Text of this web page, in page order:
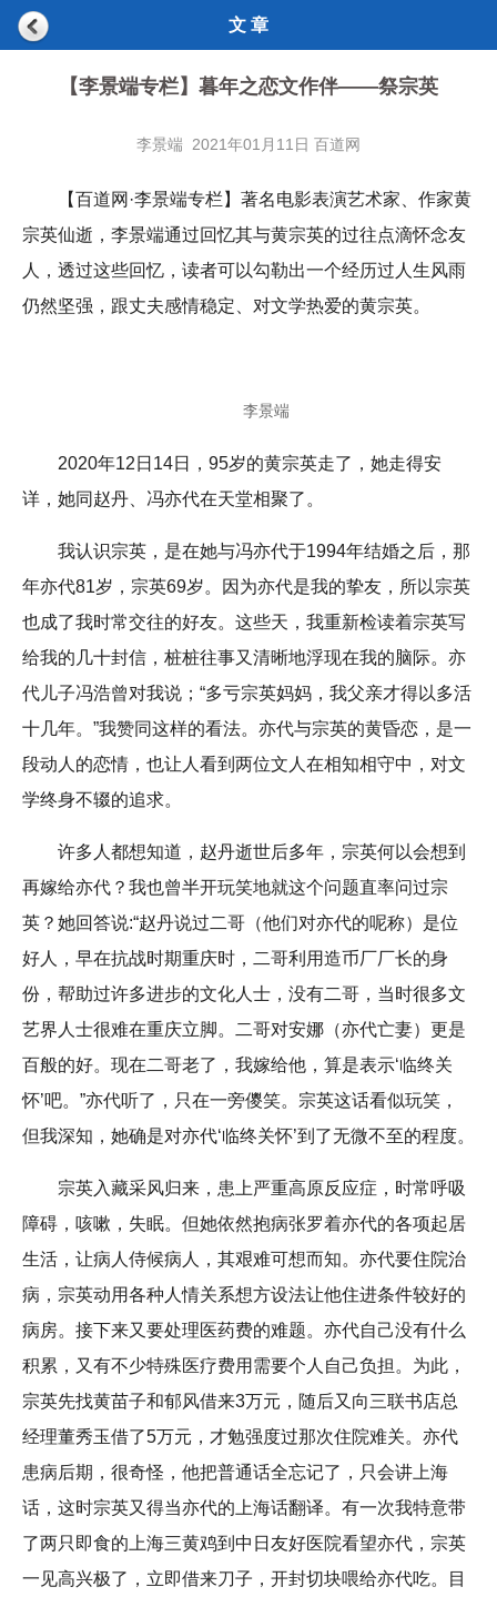
文 章
【李景端专栏】暮年之恋文作伴——祭宗英
李景端 2021年01月11日 百道网
【百道网·李景端专栏】著名电影表演艺术家、作家黄
宗英仙逝，李景端通过回忆其与黄宗英的过往点滴怀念友
人，透过这些回忆，读者可以勾勒出一个经历过人生风雨
仍然坚强，跟丈夫感情稳定、对文学热爱的黄宗英。
李景端
2020年12日14日，95岁的黄宗英走了，她走得安
详，她同赵丹、冯亦代在天堂相聚了。
我认识宗英，是在她与冯亦代于1994年结婚之后，那
年亦代81岁，宗英69岁。因为亦代是我的挚友，所以宗英
也成了我时常交往的好友。这些天，我重新检读着宗英写
给我的几十封信，桩桩往事又清晰地浮现在我的脑际。亦
代儿子冯浩曾对我说；“多亏宗英妈妈，我父亲才得以多活
十几年。”我赞同这样的看法。亦代与宗英的黄昏恋，是一
段动人的恋情，也让人看到两位文人在相知相守中，对文
学终身不辍的追求。
许多人都想知道，赵丹逝世后多年，宗英何以会想到
再嫁给亦代？我也曾半开玩笑地就这个问题直率问过宗
英？她回答说:“赵丹说过二哥（他们对亦代的呢称）是位
好人，早在抗战时期重庆时，二哥利用造币厂厂长的身
份，帮助过许多进步的文化人士，没有二哥，当时很多文
艺界人士很难在重庆立脚。二哥对安娜（亦代亡妻）更是
百般的好。现在二哥老了，我嫁给他，算是表示‘临终关
怀’吧。”亦代听了，只在一旁儍笑。宗英这话看似玩笑，
但我深知，她确是对亦代‘临终关怀’到了无微不至的程度。
宗英入藏采风归来，患上严重高原反应症，时常呼吸
障碍，咳嗽，失眠。但她依然抱病张罗着亦代的各项起居
生活，让病人侍候病人，其艰难可想而知。亦代要住院治
病，宗英动用各种人情关系想方设法让他住进条件较好的
病房。接下来又要处理医药费的难题。亦代自己没有什么
积累，又有不少特殊医疗费用需要个人自己负担。为此，
宗英先找黄苗子和郁风借来3万元，随后又向三联书店总
经理董秀玉借了5万元，才勉强度过那次住院难关。亦代
患病后期，很奇怪，他把普通话全忘记了，只会讲上海
话，这时宗英又得当亦代的上海话翻译。有一次我特意带
了两只即食的上海三黄鸡到中日友好医院看望亦代，宗英
一见高兴极了，立即借来刀子，开封切块喂给亦代吃。目